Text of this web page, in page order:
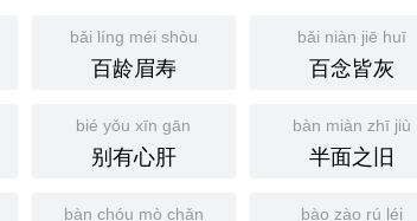
bǎi líng méi shòu
百龄眉寿
bǎi niàn jiē huī
百念皆灰
bié yǒu xīn gān
别有心肝
bàn miàn zhī jiù
半面之旧
bàn chóu mò chǎn bào zào rú léi